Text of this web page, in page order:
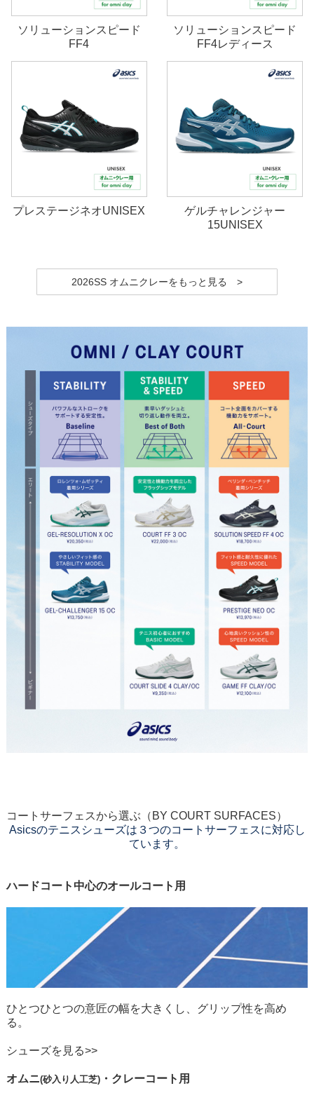
ソリューションスピード
FF4
ソリューションスピード
FF4レディース
プレステージネオUNISEX
ゲルチャレンジャー
15UNISEX
2026SS オムニクレーをもっと見る >
コートサーフェスから選ぶ （BY COURT SURFACES）
Asicsのテニスシューズは ３つのコートサーフェスに対応し
ています。
ハードコート中心のオールコート用
ひとつひとつの意匠の幅を大きくし、 グリップ性を高め
る。
シューズを見る>>
オムニ(砂入り人工芝)・クレーコート用